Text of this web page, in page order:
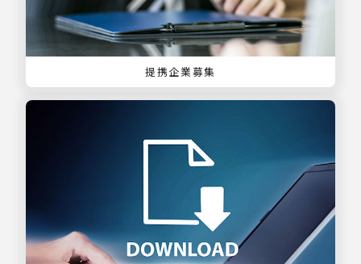
提携企業募集